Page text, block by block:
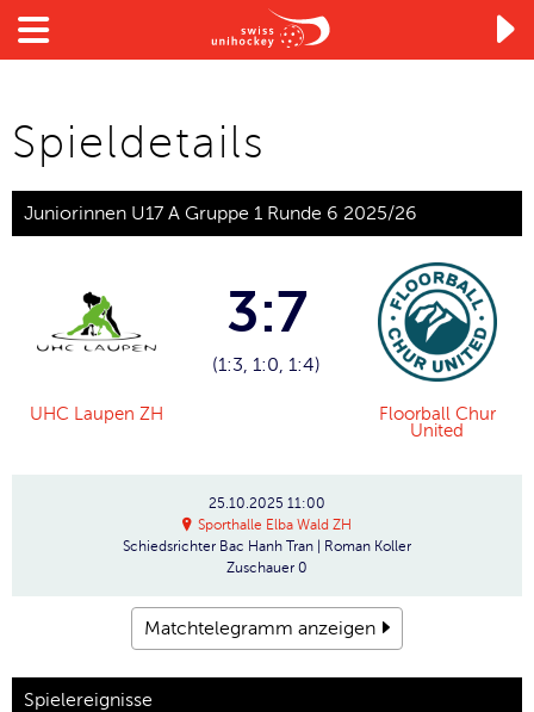

Spieldetails
Juniorinnen U17 A Gruppe 1 Runde 6 2025/26
UHC Laupen ZH
3:7
(1:3, 1:0, 1:4)
Floorball Chur
United
25.10.2025 11:00
Sporthalle Elba Wald ZH
Schiedsrichter Bac Hanh Tran | Roman Koller
Zuschauer 0
Matchtelegramm anzeigen
Spielereignisse